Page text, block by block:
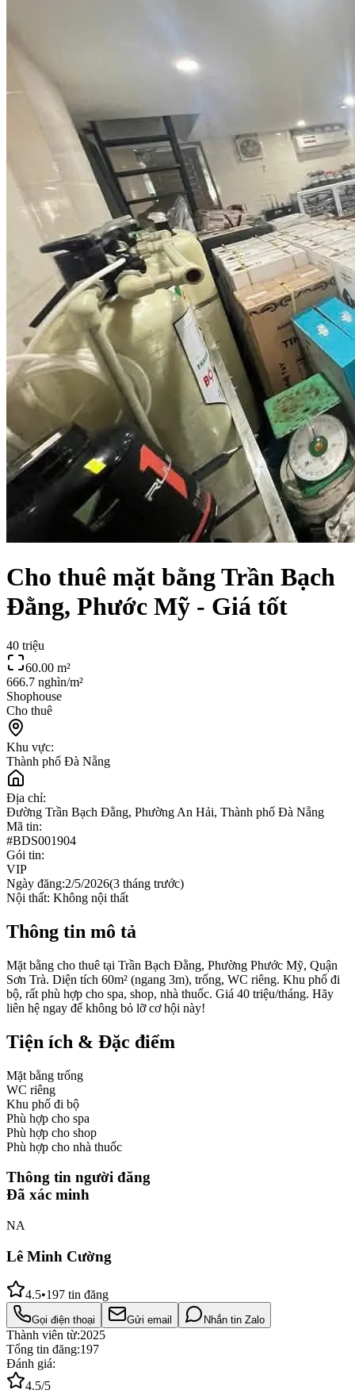
Cho thuê mặt bằng Trần Bạch
Đằng, Phước Mỹ - Giá tốt
40 triệu
60.00 m²
666.7 nghìn/m²
Shophouse
Cho thuê
Khu vực:
Thành phố Đà Nẵng
Địa chỉ:
Đường Trần Bạch Đằng, Phường An Hải, Thành phố Đà Nẵng
Mã tin:
#BDS001904
Gói tin:
VIP
Ngày đăng:2/5/2026(3 tháng trước)
Nội thất: Không nội thất
Thông tin mô tả
Mặt bằng cho thuê tại Trần Bạch Đằng, Phường Phước Mỹ, Quận
Sơn Trà. Diện tích 60m² (ngang 3m), trống, WC riêng. Khu phố đi
bộ, rất phù hợp cho spa, shop, nhà thuốc. Giá 40 triệu/tháng. Hãy
liên hệ ngay để không bỏ lỡ cơ hội này!
Tiện ích & Đặc điểm
Mặt bằng trống
WC riêng
Khu phố đi bộ
Phù hợp cho spa
Phù hợp cho shop
Phù hợp cho nhà thuốc
Thông tin người đăng
Đã xác minh
NA
Lê Minh Cường
4.5•197 tin đăng
Gọi điện thoại Gửi email Nhắn tin Zalo
Thành viên từ:2025
Tổng tin đăng:197
Đánh giá:
4.5/5